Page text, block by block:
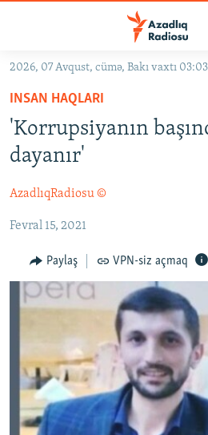
Əsas
qayıt
Əsas
naviqasiyaya
qayıt
Axtarışa
KORRUPSIOMETR
#ƏSLINDƏ
FƏRQƏ BAX
QANUNI DOĞRU
ARAŞDIRMA
MULTIMEDIA
FOTOQALEREYA
İNFOQRAFIKA
KARIKATURA
AZƏRBAYCAN ƏDƏBIYYATI KITABXANASI
İSLAM VƏ DEMOKRATIYA
İZ - MƏDƏNIYYƏT PROQRAMI
MISSIYAMIZ
PEŞƏ ETIKASI VƏ JURNALISTIKA
MATERIALLARIMIZDAN ISTIFADƏ
BIZI IZLƏ
2026, 07 Avqust, cümə, Bakı vaxtı 03:03
INSAN HAQLARI
'Korrupsiyanın
dayanır'
AzadlıqRadiosu ©
Fevral 15, 2021
Paylaş VPN-siz açmaq